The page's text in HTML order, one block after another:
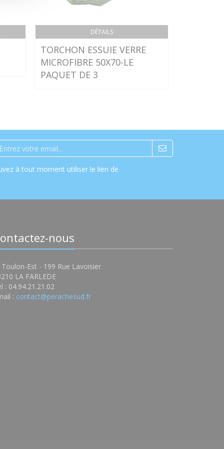
DÉTAILS
TORCHON ESSUIE VERRE
MICROFIBRE 50X70-LE
PAQUET DE 3
à tout moment utiliser le lien de
nous
Toulon-Est - 199 Rue Lavoisier
LA FARLEDE
: 04.94.21.21.02
: contact@perachesud.fr